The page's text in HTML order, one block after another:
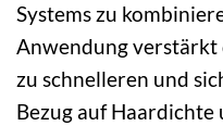
Systems zu
Anwendung
zu schnelleren und
Bezug auf Haardichte